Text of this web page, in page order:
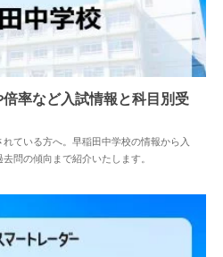
2026.06.23
率など入試情報と科目別受
ている方へ。早稲田中学校の情報から入
問の傾向まで紹介いたします。